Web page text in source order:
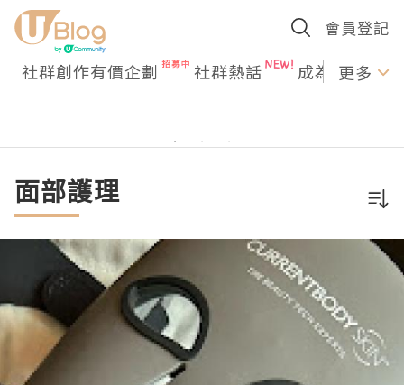
會員登記
社群創作有價企劃 社群熱話 成為U更多
面部護理